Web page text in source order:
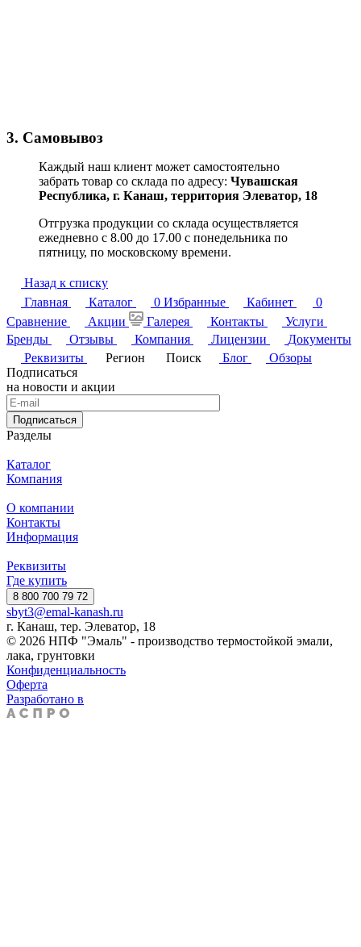
3. Самовывоз
Каждый наш клиент может самостоятельно
забрать товар со склада по адресу: Чувашская
Республика, г. Канаш, территория Элеватор, 18
Отгрузка продукции со склада осуществляется
ежедневно с 8.00 до 17.00 с понедельника по
пятницу, по московскому времени.
Назад к списку
Главная
Каталог 0 Избранные Кабинет
0
Сравнение
Акции Галерея Контакты
Услуги
Бренды
Отзывы Компания Лицензии
Документы
Реквизиты
Регион Поиск Блог
Обзоры
Подписаться
на новости и акции
Подписаться
Разделы
Каталог
Компания
О компании
Контакты
Информация
Реквизиты
Где купить
8 800 700 79 72
sbyt3@emal-kanash.ru
г. Канаш, тер. Элеватор, 18
© 2026 НПФ "Эмаль" - производство термостойкой эмали,
лака, грунтовки
Конфиденциальность
Оферта
Разработано в